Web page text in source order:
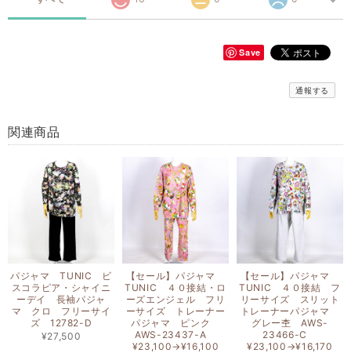
Save
通報する
関連商品
パジャマ TUNIC ビ
スコラピア・シャイニ
ーデイ 長袖パジャ
マ クロ フリーサイ
ズ 12782-D
¥27,500
【セール】パジャマ
TUNIC ４０接結・ロ
ーズエンジェル フリ
ーサイズ トレーナー
パジャマ ピンク
AWS-23437-A
¥23,100→¥16,100
【セール】パジャマ
TUNIC ４０接結 フ
リーサイズ スリット
トレーナーパジャマ
グレー杢 AWS-
23466-C
¥23,100→¥16,170